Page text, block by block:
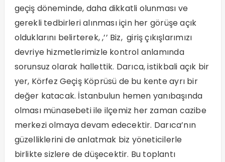
geçiş döneminde, daha dikkatli olunması ve
gerekli tedbirleri alınması için her görüşe açık
olduklarını belirterek, ,’’ Biz, giriş çıkışlarımızı
devriye hizmetlerimizle kontrol anlamında
sorunsuz olarak hallettik. Darıca, istikbali açık bir
yer, Körfez Geçiş Köprüsü de bu kente ayrı bir
değer katacak. İstanbulun hemen yanıbaşında
olması münasebeti ile ilçemiz her zaman cazibe
merkezi olmaya devam edecektir. Darıca’nın
güzelliklerini de anlatmak biz yöneticilerle
birlikte sizlere de düşecektir. Bu toplantı